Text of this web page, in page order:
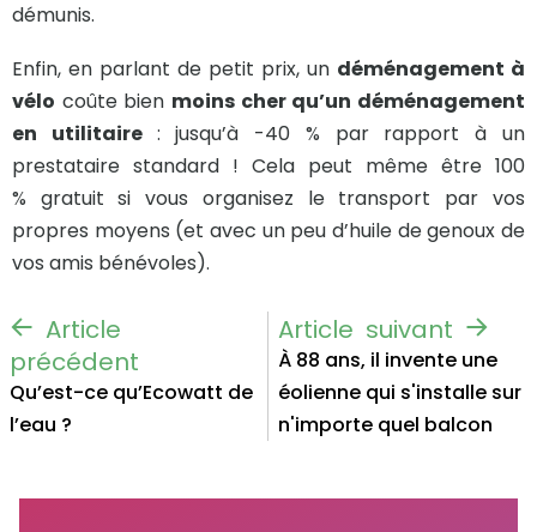
démunis.
Enfin, en parlant de petit prix, un déménagement à
vélo coûte bien moins cher qu’un déménagement
en utilitaire : jusqu’à -40 % par rapport à un
prestataire standard ! Cela peut même être 100
% gratuit si vous organisez le transport par vos
propres moyens (et avec un peu d’huile de genoux de
vos amis bénévoles).
Qu’est-ce qu’Ecowatt de
l’eau ?
À 88 ans, il invente une
éolienne qui s'installe sur
n'importe quel balcon